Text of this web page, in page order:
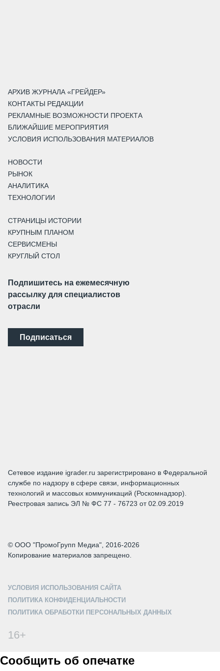
АРХИВ ЖУРНАЛА «ГРЕЙДЕР»
КОНТАКТЫ РЕДАКЦИИ
РЕКЛАМНЫЕ ВОЗМОЖНОСТИ ПРОЕКТА
БЛИЖАЙШИЕ МЕРОПРИЯТИЯ
УСЛОВИЯ ИСПОЛЬЗОВАНИЯ МАТЕРИАЛОВ
НОВОСТИ
РЫНОК
АНАЛИТИКА
ТЕХНОЛОГИИ
СТРАНИЦЫ ИСТОРИИ
КРУПНЫМ ПЛАНОМ
СЕРВИСМЕНЫ
КРУГЛЫЙ СТОЛ
Подпишитесь на ежемесячную
рассылку для специалистов
отрасли
Подписаться
Сетевое издание igrader.ru зарегистрировано в Федеральной
службе по надзору в сфере связи, информационных
технологий и массовых коммуникаций (Роскомнадзор).
Реестровая запись ЭЛ № ФС 77 - 76723 от 02.09.2019
© ООО "ПромоГрупп Медиа", 2016-2026
Копирование материалов запрещено.
УСЛОВИЯ ИСПОЛЬЗОВАНИЯ САЙТА
ПОЛИТИКА КОНФИДЕНЦИАЛЬНОСТИ
ПОЛИТИКА ОБРАБОТКИ ПЕРСОНАЛЬНЫХ ДАННЫХ
16+
Сообщить об опечатке